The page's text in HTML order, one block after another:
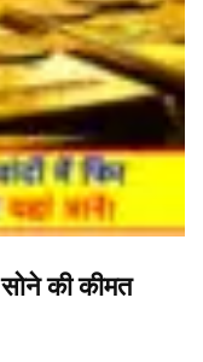
की कीमत